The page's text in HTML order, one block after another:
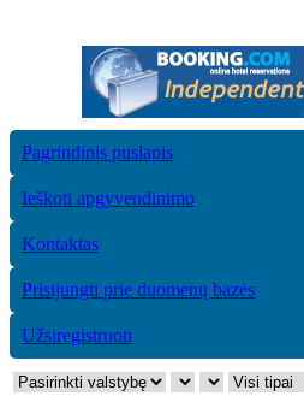
Pagrindinis puslapis
Ieškoti apgyvendinimo
Kontaktas
Prisijungti prie duomenų bazės
Užsiregistruoti